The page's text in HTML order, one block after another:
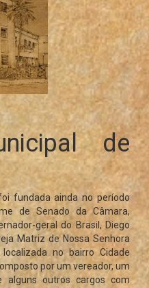
de
fundada ainda no período
de Senado da Câmara,
geral do Brasil, Diego
Matriz de Nossa Senhora
no bairro Cidade
por um vereador, um
alguns outros cargos com